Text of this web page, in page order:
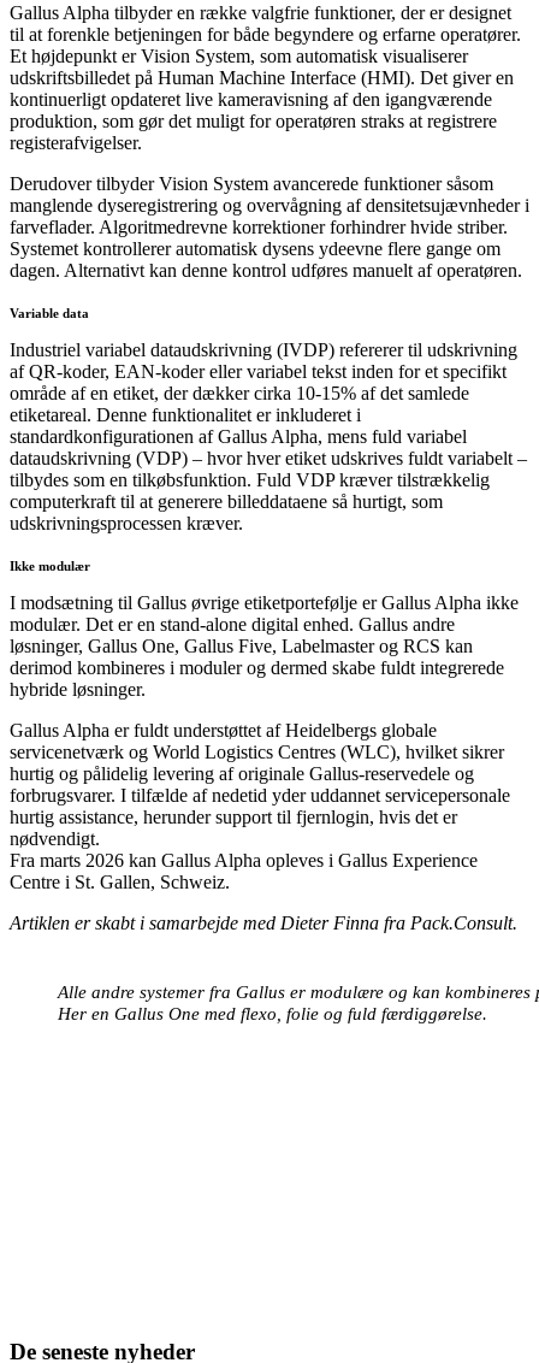
Gallus Alpha tilbyder en række valgfrie funktioner, der er designet
til at forenkle betjeningen for både begyndere og erfarne operatører.
Et højdepunkt er Vision System, som automatisk visualiserer
udskriftsbilledet på Human Machine Interface (HMI). Det giver en
kontinuerligt opdateret live kameravisning af den igangværende
produktion, som gør det muligt for operatøren straks at registrere
registerafvigelser.
Derudover tilbyder Vision System avancerede funktioner såsom
manglende dyseregistrering og overvågning af densitetsujævnheder i
farveflader. Algoritmedrevne korrektioner forhindrer hvide striber.
Systemet kontrollerer automatisk dysens ydeevne flere gange om
dagen. Alternativt kan denne kontrol udføres manuelt af operatøren.
Variable data
Industriel variabel dataudskrivning (IVDP) refererer til udskrivning
af QR-koder, EAN-koder eller variabel tekst inden for et specifikt
område af en etiket, der dækker cirka 10-15% af det samlede
etiketareal. Denne funktionalitet er inkluderet i
standardkonfigurationen af Gallus Alpha, mens fuld variabel
dataudskrivning (VDP) – hvor hver etiket udskrives fuldt variabelt –
tilbydes som en tilkøbsfunktion. Fuld VDP kræver tilstrækkelig
computerkraft til at generere billeddataene så hurtigt, som
udskrivningsprocessen kræver.
Ikke modulær
I modsætning til Gallus øvrige etiketportefølje er Gallus Alpha ikke
modulær. Det er en stand-alone digital enhed. Gallus andre
løsninger, Gallus One, Gallus Five, Labelmaster og RCS kan
derimod kombineres i moduler og dermed skabe fuldt integrerede
hybride løsninger.
Gallus Alpha er fuldt understøttet af Heidelbergs globale
servicenetværk og World Logistics Centres (WLC), hvilket sikrer
hurtig og pålidelig levering af originale Gallus-reservedele og
forbrugsvarer. I tilfælde af nedetid yder uddannet servicepersonale
hurtig assistance, herunder support til fjernlogin, hvis det er
nødvendigt.
Fra marts 2026 kan Gallus Alpha opleves i Gallus Experience
Centre i St. Gallen, Schweiz.
Artiklen er skabt i samarbejde med Dieter Finna fra Pack.Consult.
Alle andre systemer fra Gallus er modulære og kan
Her en Gallus One med flexo, folie og fuld færdiggørelse.
De seneste nyheder